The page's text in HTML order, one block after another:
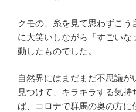
クモの、糸を見て思わずこ
に大笑いしながら「すごい
動したものでした。
自然界にはまだまだ不思議
見つけて、キラキラする気持
ば、コロナで群馬の奥の方